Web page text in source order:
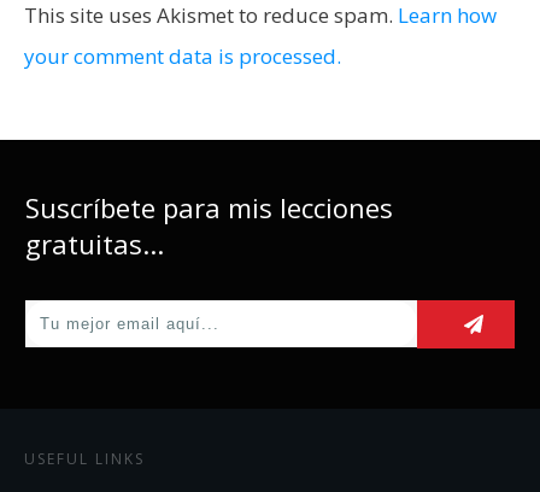
This site uses Akismet to reduce spam. Learn how
your comment data is processed.
Suscríbete para mis lecciones
gratuitas...
USEFUL LINKS